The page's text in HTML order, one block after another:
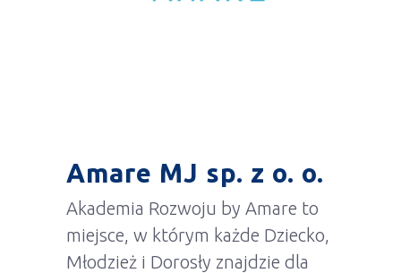
Amare MJ sp. z o. o.
Akademia Rozwoju by Amare to
miejsce, w którym każde Dziecko,
Młodzież i Dorosły znajdzie dla